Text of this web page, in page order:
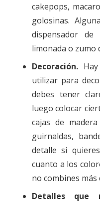
cakepops,
golosinas.
dispensador
limonada o zumo
Decoración.
utilizar para
debes tener
luego colocar
cajas de
guirnaldas,
detalle si
cuanto a los
no combines más
Detalles que